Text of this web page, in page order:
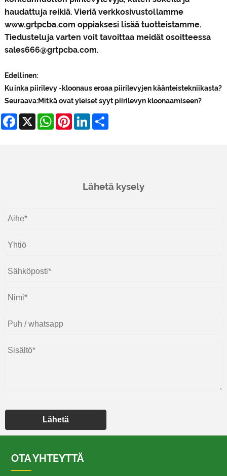
haudattuja reikiä. Vieriä verkkosivustollamme
www.grtpcba.com oppiaksesi lisää tuotteistamme.
Tiedusteluja varten voit tavoittaa meidät osoitteessa
sales666@grtpcba.com.
Edellinen:
Kuinka piirilevy -kloonaus eroaa piirilevyjen käänteistekniikasta?
Seuraava:Mitkä ovat yleiset syyt piirilevyn kloonaamiseen?
Facebook
X WhatsApp
PinterestLinkedIn
Lähetä kysely
Lähetä
OTA YHTEYTTÄ